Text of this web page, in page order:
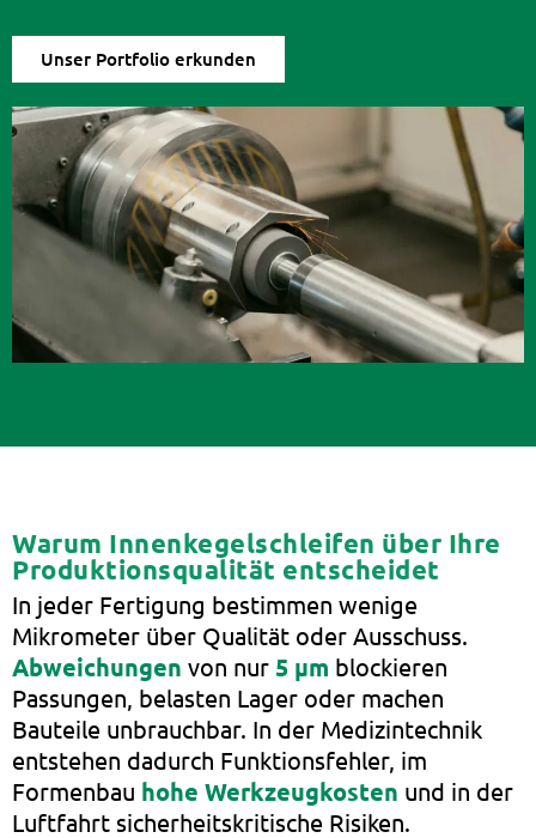
Unser Portfolio erkunden
Warum Innenkegelschleifen über Ihre
Produktionsqualität entscheidet
In jeder Fertigung bestimmen wenige
Mikrometer über Qualität oder Ausschuss.
Abweichungen von nur 5 µm blockieren
Passungen, belasten Lager oder machen
Bauteile unbrauchbar. In der Medizintechnik
entstehen dadurch Funktionsfehler, im
Formenbau hohe Werkzeugkosten und in der
Luftfahrt sicherheitskritische Risiken.